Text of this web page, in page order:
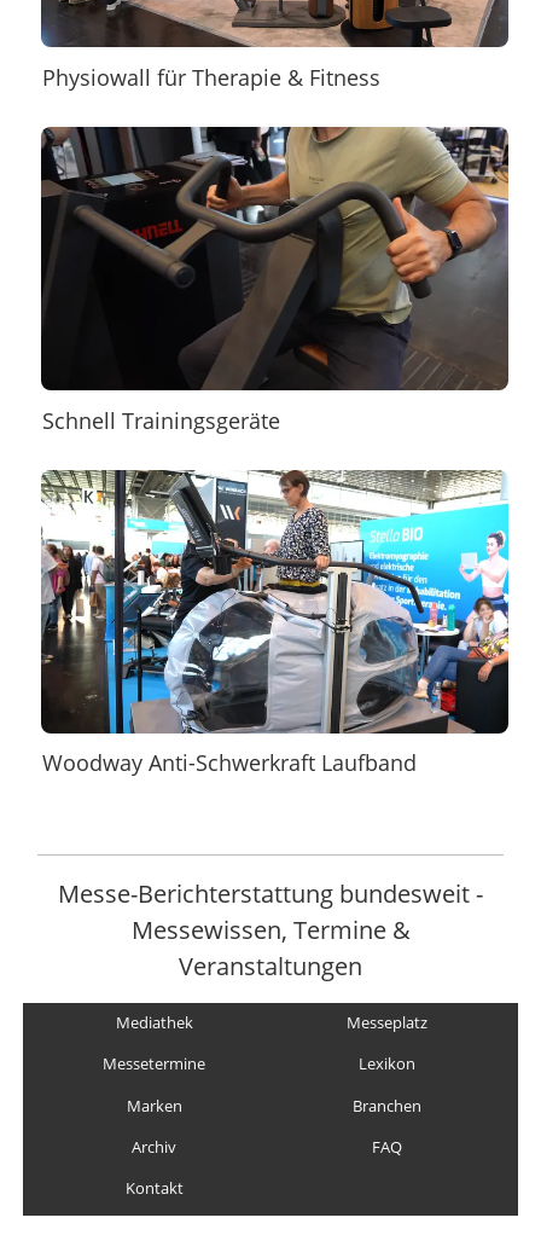
Physiowall für Therapie & Fitness
Schnell Trainingsgeräte
Woodway Anti-Schwerkraft Laufband
Messe-Berichterstattung bundesweit -
Messewissen, Termine &
Veranstaltungen
Mediathek
Messeplatz
Messetermine
Lexikon
Marken
Branchen
Archiv
FAQ
Kontakt